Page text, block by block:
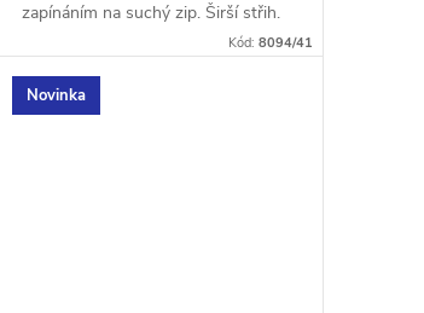
zapínáním na suchý zip. Širší střih.
Lehká podrážka. Vyjímatelná stélka.
TABULKA
Kód: 8094/41
Novinka